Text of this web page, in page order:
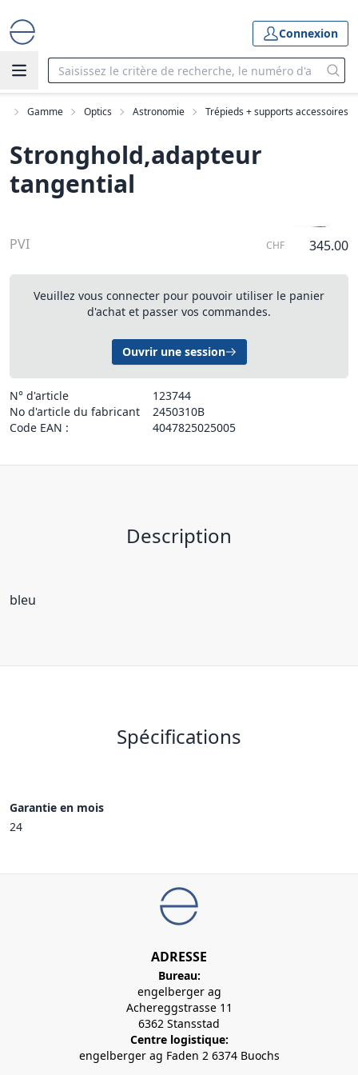
Connexion
Gamme Optics Astronomie Trépieds + supports accessoires
Stronghold,adapteur
tangential
PVI CHF 345.00
Veuillez vous connecter pour pouvoir utiliser le panier
d'achat et passer vos commandes.
Ouvrir une session
N° d'article
123744
No d'article du fabricant
2450310B
Code EAN :
4047825025005
Description
bleu
Spécifications
Garantie en mois
24
ADRESSE
Bureau:
engelberger ag
Achereggstrasse 11
6362 Stansstad
Centre logistique:
engelberger ag Faden 2 6374 Buochs